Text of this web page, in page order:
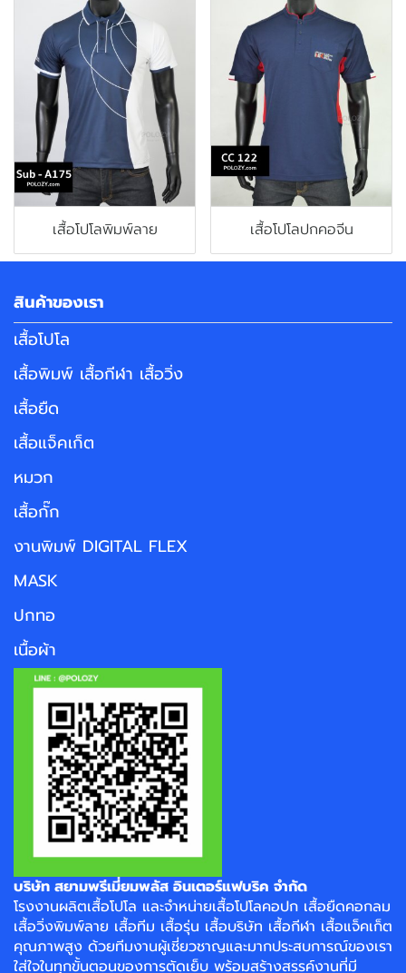
เสื้อโปโลพิมพ์ลาย เสื้อโปโลปกคอจีน
สินค้าของเรา
เสื้อโปโล
เสื้อพิมพ์ เสื้อกีฬา เสื้อวิ่ง
เสื้อยืด
เสื้อแจ็คเก็ต
หมวก
เสื้อกั๊ก
งานพิมพ์ DIGITAL FLEX
MASK
ปกทอ
เนื้อผ้า
บริษัท สยามพรีเมี่ยมพลัส อินเตอร์แฟบริค จำกัด
โรงงานผลิตเสื้อโปโล และจำหน่ายเสื้อโปโลคอปก เสื้อยืดคอกลม
เสื้อวิ่งพิมพ์ลาย เสื้อทีม เสื้อรุ่น เสื้อบริษัท เสื้อกีฬา เสื้อแจ็คเก็ต
คุณภาพสูง ด้วยทีมงานผู้เชี่ยวชาญและมากประสบการณ์ของเรา
ใส่ใจในทุกขั้นตอนของการตัดเย็บ พร้อมสร้างสรรค์งานที่มี